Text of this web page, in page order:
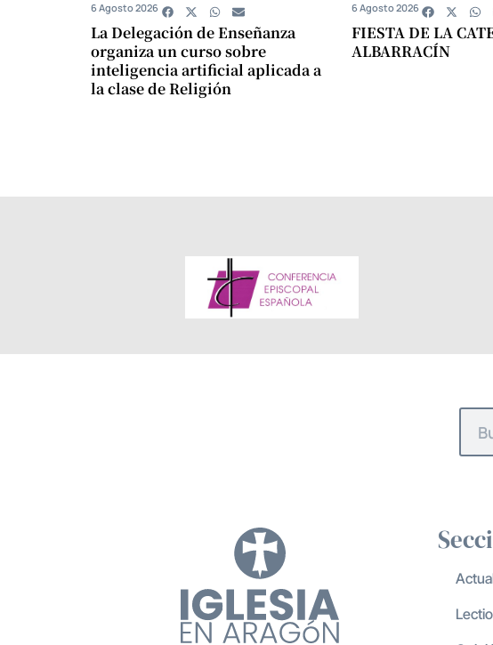
La Delegación de Enseñanza
organiza un curso sobre
inteligencia artificial aplicada a
la clase de Religión
6 Agosto 2026
FIESTA DE LA
ALBARRACÍN
6 Agosto 2026